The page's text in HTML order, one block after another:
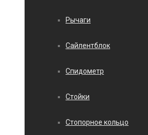
Рычаги
Сайлентблок
Спидометр
Стойки
Стопорное кольцо